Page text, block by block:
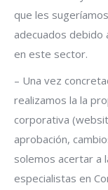
que les
adecuados debido
en este sector.
– Una vez
realizamos la la
corporativa
aprobación,
solemos acertar a
especialistas en